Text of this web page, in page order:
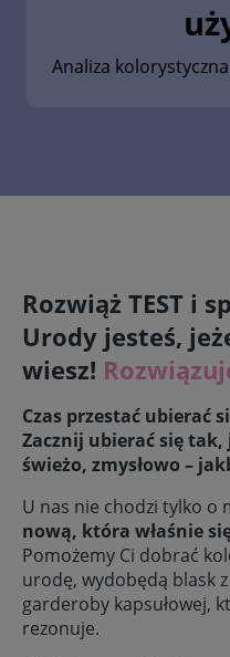
Analiza kolorystyczna
Rozwiąż TEST i
Urody jesteś,
wiesz!
Czas przestać ubierać
Zacznij ubierać się tak,
świeżo, zmysłowo –
U nas nie chodzi tylko o
nową, która właśnie
Pomożemy Ci dobrać
urodę, wydobędą blask
garderoby kapsułowej,
rezonuje.